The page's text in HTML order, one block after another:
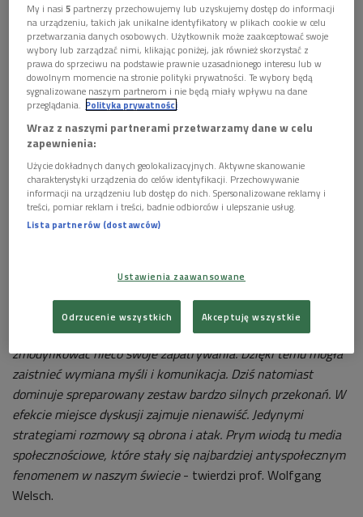
W audycji rozmawialiśmy o potrzebie dyskusji Foto: Jacob
Lund/Shutterstock
Ludzie są coraz mniej skłonni do dyskusji
W ciągu ostatnich 10 lat zauważam coraz silniejszą tendencję
do sięgania przez ludzi, a zdarza się to nawet wśród moich
przyjaciół, po gotowe, podsunięte przez innych poglądy i
koncepcje.Na dodatek są oni tak bardzo przekonani o swojej
słuszności, że stają się coraz mniej skłonni do dyskusji
nie przeszkadzało to im w prowadzeniu dyskusji, w próbach
zrozumienia perspektywy innych osób. Byli gotowi nawet
zmodyfikować nieco swoje zapatrywania. Dzięki temu mogła
zaistnieć wymiana myśli i komunikacja. Dziś natomiast
dominuje spreparowany zestaw bardzo silnych przekonań. W
efekcie miejsce dyskusji zajmuje nienawiść. Jedynymi
strategiami rozmowy są obrona i atak. Prym wiodą tu media
społecznościowe, które stały się najbardziej antyspołecznym
fenomenem w naszym świecie- twierdzi prof. Wolfgang
Welsch.
My i nasi5 partnerzy przechowujemy lub uzyskujemy dostęp do informacji
na urządzeniu, takich jak unikalne identyfikatory w plikach cookie w celu
przetwarzania danych osobowych. Użytkownik może zaakceptować swoje
wybory lub zarządzać nimi, klikając poniżej, jak również skorzystać z
prawa do sprzeciwu na podstawie prawnie uzasadnionego interesu lub w
dowolnym momencie na stronie polityki prywatności. Te wybory będą
sygnalizowane naszym partnerom i nie będą miały wpływu na dane
przeglądania. Polityka prywatności
Wraz z naszymi partnerami przetwarzamy dane w celu
zapewnienia:
Użycie dokładnych danych geolokalizacyjnych. Aktywne skanowanie
charakterystyki urządzenia do celów identyfikacji. Przechowywanie
informacji na urządzeniu lub dostęp do nich. Spersonalizowane reklamy i
treści, pomiar reklam i treści, badnie odbiorców i ulepszanie usług.
Lista partnerów (dostawców)
Ustawienia zaawansowane
Odrzucenie wszystkich Akceptuję wszystkie